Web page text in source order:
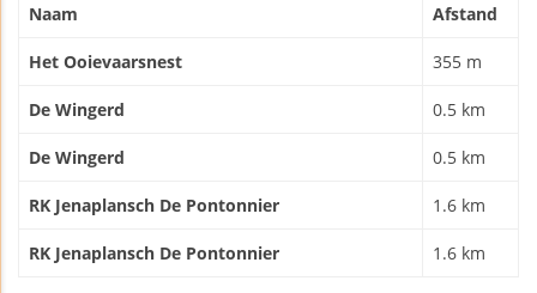
Naam Afstand
Het Ooievaarsnest 355 m
De Wingerd 0.5 km
De Wingerd 0.5 km
RK Jenaplansch De Pontonnier 1.6 km
RK Jenaplansch De Pontonnier 1.6 km